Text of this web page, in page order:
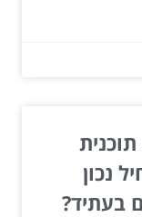
נכון
בעתיד?